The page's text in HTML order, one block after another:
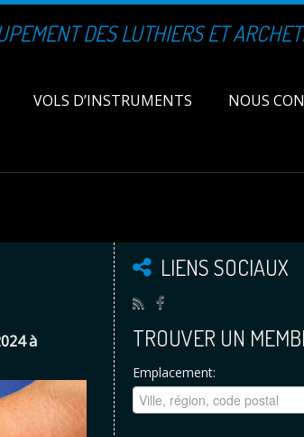
DES LUTHIERS ET
VOLS D’INSTRUMENTS
NOUS
à
LIENS SOCIAUX
TROUVER UN
Emplacement: